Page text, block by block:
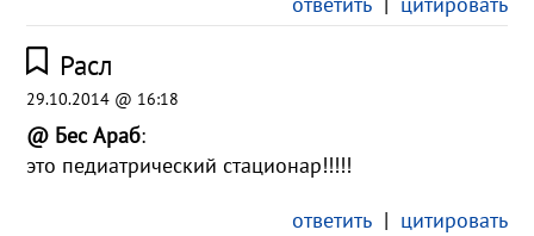
Расл
29.10.2014 @ 16:18
@ Бес Араб:
это педиатрический стационар!!!!!
ответить| цитировать